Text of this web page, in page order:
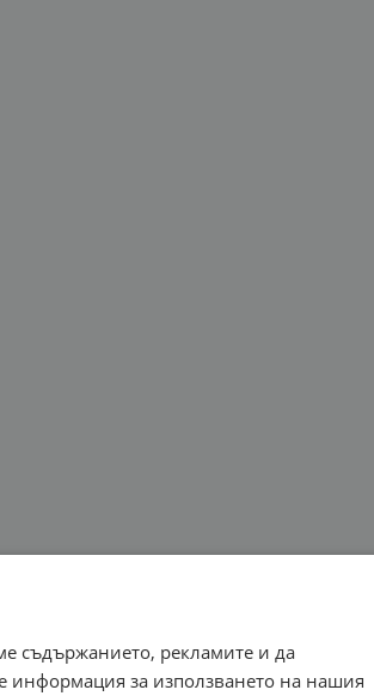
съдържанието, рекламите и да
за използването на нашия